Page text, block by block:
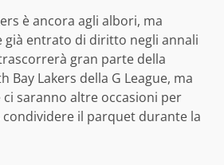
è ancora agli albori, ma
già entrato di diritto negli annali
gran parte della
Bay Lakers della G League, ma
ci saranno altre occasioni per
condividere il parquet durante la